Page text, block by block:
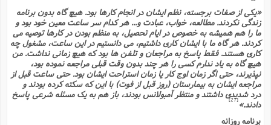
«یکى از صفات برجسته، نظم ایشان در انجام کارها بود. هیچ گاه بدون برنامه
زندگى نکردند. مطالعه، خواب، عبادت و... هر کدام سر ساعت معین خود بود و
ما را هم همیشه به خصوص در ایام تحصیل، به منظم بودن در کارها توصیه مى
کردند. هر گاه ما با ایشان کارى داشتیم، مى دانستیم در این ساعت، مشغول چه
کارى هستند. فقط پاسخ به مراجعان و تلفن ها بود که هیچ زمانى نداشت. من
هیچ گاه به یاد ندارم کسى را هر چند بدون وقت قبلى مراجعه نموده بود،
نپذیرند، حتى اگر زمان اوج کار یا زمان استراحت ایشان بود. حتى ساعت قبل از
مراجعه ایشان به بیمارستان (روز قبل از فوت) با این که سکته کرده بودند و
درد شدیدى داشتند و منتظر آمبولانس بودند، باز هم به یک مسئله شرعى پاسخ
دادند.»
برنامه روزانه